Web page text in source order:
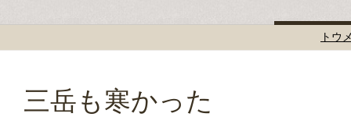
トウ
三岳も寒かった